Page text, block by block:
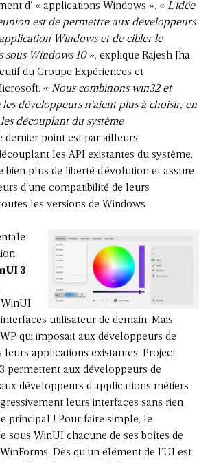
d’ « applications Windows ». « L’idée
est de permettre aux développeurs
Windows et de cibler le
sous Windows 10», explique Rajesh Jha,
du Groupe Expériences et
« Nous combinons win32 et
les développeurs n’aient plus à choisir, en
découplant du système
dernier point est par ailleurs
les API existantes du système,
bien plus de liberté d’évolution et assure
d’une compatibilité de leurs
les versions de Windows
3.
interfaces utilisateur de demain. Mais
qui imposait aux développeurs de
leurs applications existantes, Project
permettent aux développeurs de
développeurs d’applications métiers
leurs interfaces sans rien
principal ! Pour faire simple, le
sous WinUI chacune de ses boîtes de
Dès qu’un élément de l’UI est